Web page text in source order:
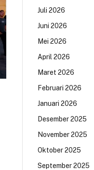
Juli 2026
Juni 2026
Mei 2026
April 2026
Maret 2026
Februari 2026
Januari 2026
Desember 2025
November 2025
Oktober 2025
September 2025